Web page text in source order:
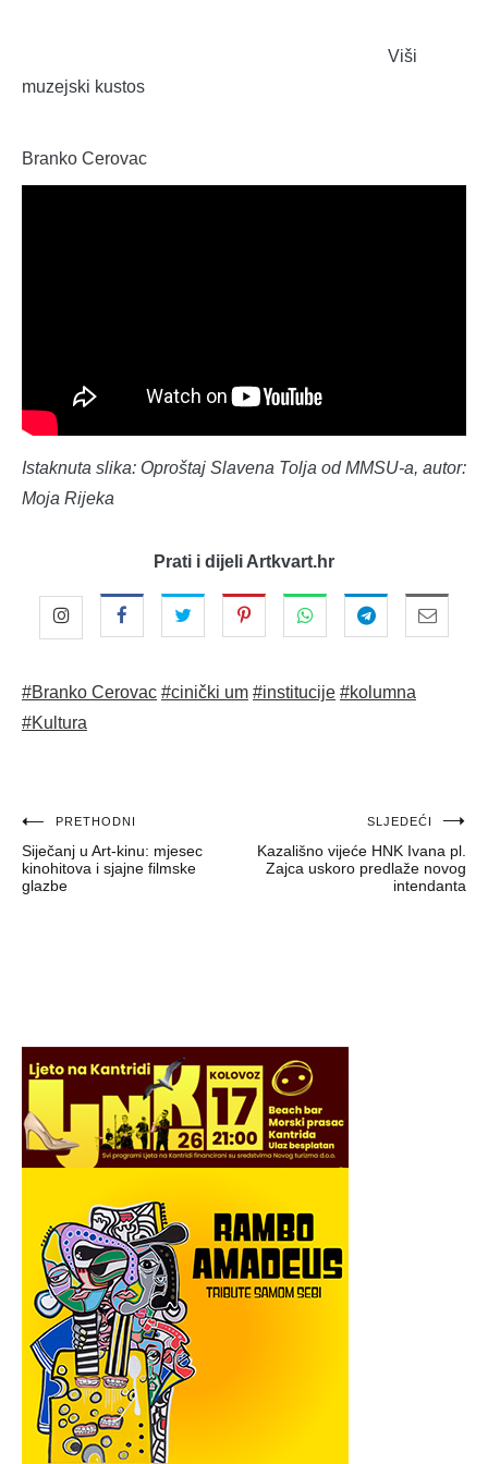
Viši
muzejski kustos
Branko Cerovac
Istaknuta slika: Oproštaj Slavena Tolja od MMSU-a, autor:
Moja Rijeka
Prati i dijeli Artkvart.hr
#Branko Cerovac #cinički um #institucije #kolumna
#Kultura
Navigacija
objava
PRETHODNI
Siječanj u Art-kinu: mjesec
kinohitova i sjajne filmske
glazbe
SLJEDEĆI
Kazališno vijeće HNK Ivana pl.
Zajca uskoro predlaže novog
intendanta